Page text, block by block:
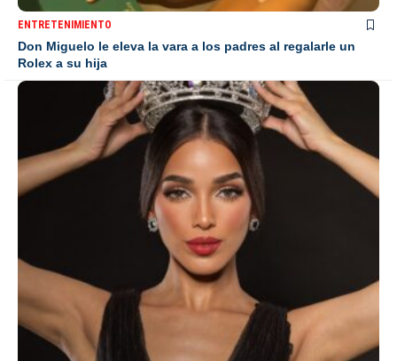
ENTRETENIMIENTO
Don Miguelo le eleva la vara a los padres al regalarle un
Rolex a su hija